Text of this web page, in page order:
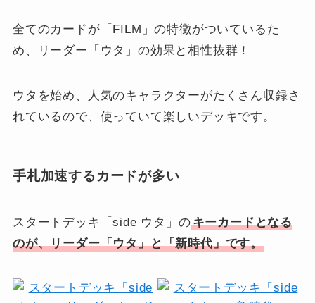
全てのカードが「FILM」の特徴がついているた
め、リーダー「ウタ」の効果と相性抜群！
ウタを始め、人気のキャラクターがたくさん収録さ
れているので、使っていて楽しいデッキです。
手札加速するカードが多い
スタートデッキ「side ウタ」のキーカードとなる
のが、リーダー「ウタ」と「新時代」です。